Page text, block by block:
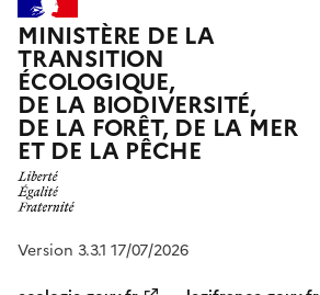
MINISTÈRE DE LA
TRANSITION
ÉCOLOGIQUE,
DE LA BIODIVERSITÉ,
DE LA FORÊT, DE LA MER
ET DE LA PÊCHE
Version 3.3.1 17/07/2026